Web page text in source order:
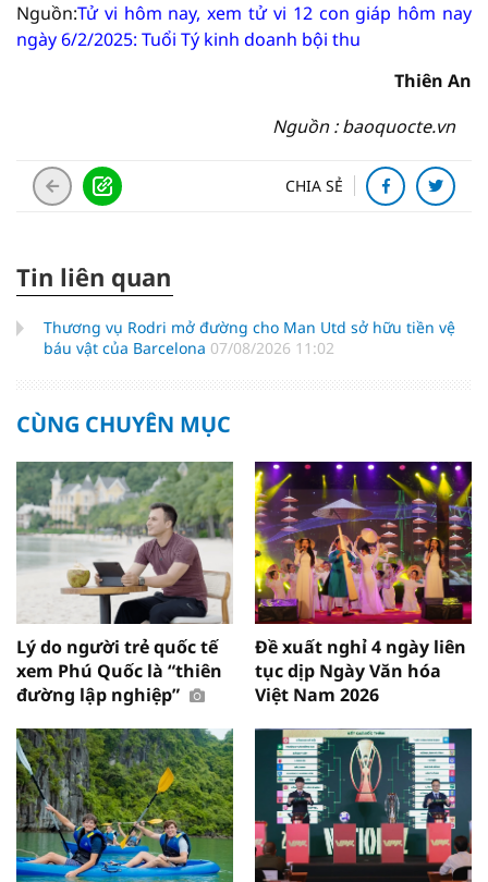
Nguồn:Tử vi hôm nay, xem tử vi 12 con giáp hôm nay
ngày 6/2/2025: Tuổi Tý kinh doanh bội thu
Thiên An
Nguồn : baoquocte.vn
CHIA SẺ
Tin liên quan
Thương vụ Rodri mở đường cho Man Utd sở hữu tiền vệ
báu vật của Barcelona 07/08/2026 11:02
CÙNG CHUYÊN MỤC
Lý do người trẻ quốc tế
xem Phú Quốc là “thiên
đường lập nghiệp”
Đề xuất nghỉ 4 ngày liên
tục dịp Ngày Văn hóa
Việt Nam 2026